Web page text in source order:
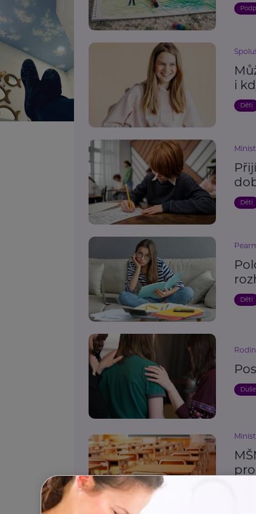
i
Děti
Děti
Děti